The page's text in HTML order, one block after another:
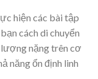
hiện các bài tập
cách di chuyển
nặng trên cơ
năng ổn định linh